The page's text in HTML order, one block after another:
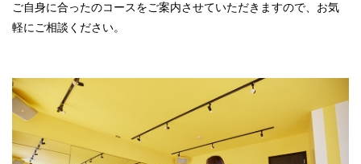
ご自身に合ったのコースをご案内させていただきますので、お気
軽にご相談ください。